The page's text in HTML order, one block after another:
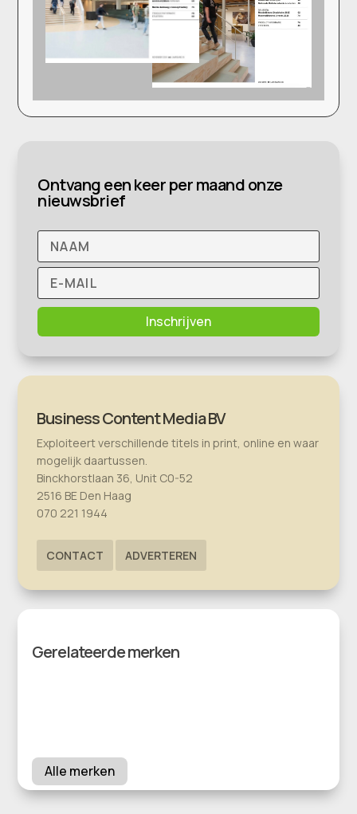
Ontvang een keer per maand onze
nieuwsbrief
Inschrijven
Business Content Media BV
Exploiteert verschillende titels in print, online en waar
mogelijk daartussen.
Binckhorstlaan 36, Unit C0-52
2516 BE Den Haag
070 221 1944
CONTACT ADVERTEREN
Gerelateerde merken
Alle merken